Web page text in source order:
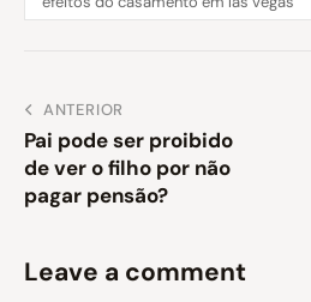
ANTERIOR
Pai pode ser proibido
de ver o filho por não
pagar pensão?
Leave a comment